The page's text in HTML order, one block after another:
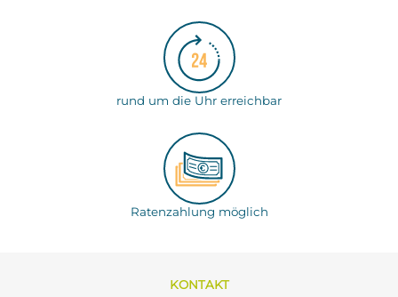
rund um die Uhr erreichbar
Ratenzahlung möglich
KONTAKT